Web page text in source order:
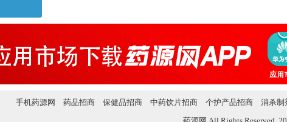
手机药源网 药品招商 保健品招商 中药饮片招商 个护产品招商 消杀制